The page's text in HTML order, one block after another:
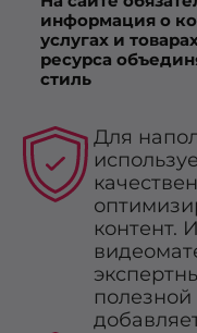
информация о
услугах и
ресурса
стиль
Для
контент.